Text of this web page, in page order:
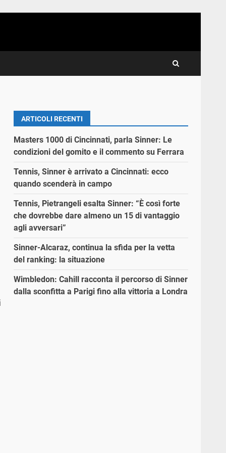
ARTICOLI RECENTI
Masters 1000 di Cincinnati, parla Sinner: Le
condizioni del gomito e il commento su Ferrara
Tennis, Sinner è arrivato a Cincinnati: ecco
quando scenderà in campo
Tennis, Pietrangeli esalta Sinner: “È così forte
che dovrebbe dare almeno un 15 di vantaggio
agli avversari”
Sinner-Alcaraz, continua la sfida per la vetta
del ranking: la situazione
Wimbledon: Cahill racconta il percorso di Sinner
dalla sconfitta a Parigi fino alla vittoria a Londra